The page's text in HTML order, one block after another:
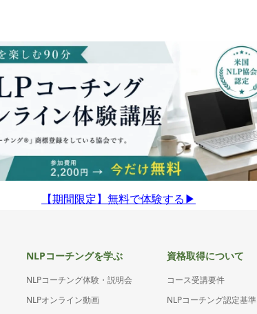
【期間限定】無料で体験する▶︎
NLPコーチングを学ぶ
NLPコーチング体験・説明会
NLPオンライン動画
資格取得について
コース受講要件
NLPコーチング認定基準